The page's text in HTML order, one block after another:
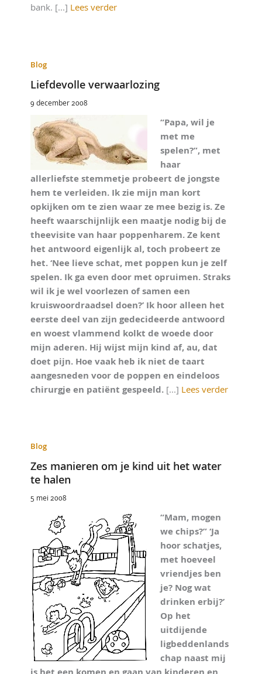
bank. [...] Lees verder
Blog
Liefdevolle verwaarlozing
9 december 2008
“Papa, wil je
met me
spelen?”, met
haar
allerliefste stemmetje probeert de jongste
hem te verleiden. Ik zie mijn man kort
opkijken om te zien waar ze mee bezig is. Ze
heeft waarschijnlijk een maatje nodig bij de
theevisite van haar poppenharem. Ze kent
het antwoord eigenlijk al, toch probeert ze
het. ‘Nee lieve schat, met poppen kun je zelf
spelen. Ik ga even door met opruimen. Straks
wil ik je wel voorlezen of samen een
kruiswoordraadsel doen?’ Ik hoor alleen het
eerste deel van zijn gedecideerde antwoord
en woest vlammend kolkt de woede door
mijn aderen. Hij wijst mijn kind af, au, dat
doet pijn. Hoe vaak heb ik niet de taart
aangesneden voor de poppen en eindeloos
chirurgje en patiënt gespeeld. [...] Lees verder
Blog
Zes manieren om je kind uit het water
te halen
5 mei 2008
“Mam, mogen
we chips?” ‘Ja
hoor schatjes,
met hoeveel
vriendjes ben
je? Nog wat
drinken erbij?’
Op het
uitdijende
ligbeddenlands
chap naast mij
is het een komen en gaan van kinderen en